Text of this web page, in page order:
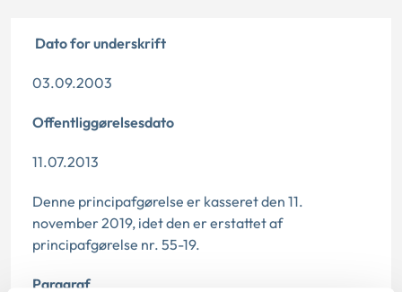
Dato for underskrift
03.09.2003
Offentliggørelsesdato
11.07.2013
Denne principafgørelse er kasseret den 11.
november 2019, idet den er erstattet af
principafgørelse nr. 55-19.
Paragraf